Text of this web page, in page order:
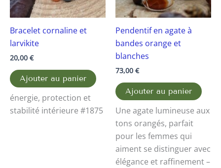
Bracelet cornaline et
larvikite
20,00 €
Ajouter au panier
énergie, protection et
stabilité intérieure #1875
Pendentif en agate à
bandes orange et
blanches
73,00 €
Ajouter au panier
Une agate lumineuse aux
tons orangés, parfait
pour les femmes qui
aiment se distinguer avec
élégance et raffinement –